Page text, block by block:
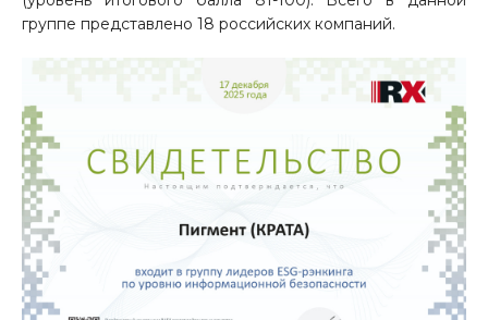
группе представлено 18 российских компаний.